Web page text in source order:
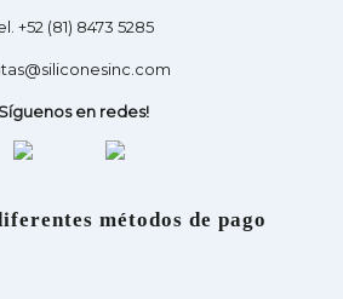
+52 (81) 8473 5285
en redes!
métodos de pago